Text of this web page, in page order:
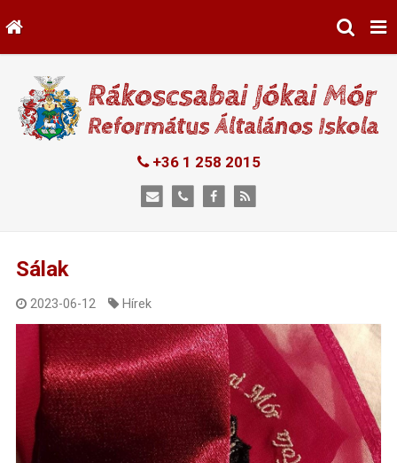
+36 1 258 2015
Sálak
2023-06-12 Hírek